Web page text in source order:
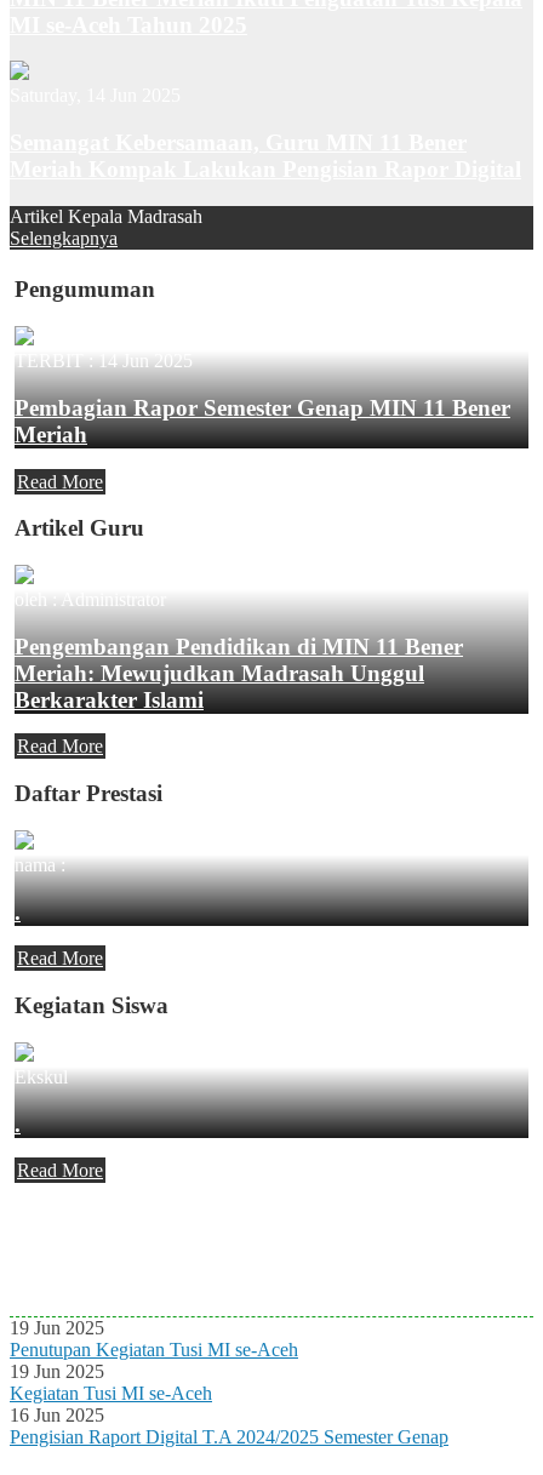
Artikel Kepala Madrasah
Selengkapnya
Pengumuman
TERBIT :14 Jun 2025
Pembagian Rapor Semester Genap MIN 11 Bener
Meriah
Read More
Artikel Guru
oleh : Administrator
Pengembangan Pendidikan di MIN 11 Bener
Meriah: Mewujudkan Madrasah Unggul
Berkarakter Islami
Read More
Daftar Prestasi
nama :
.
Read More
Kegiatan Siswa
Ekskul
.
Read More
19 Jun 2025
Penutupan Kegiatan Tusi MI se-Aceh
19 Jun 2025
Kegiatan Tusi MI se-Aceh
16 Jun 2025
Pengisian Raport Digital T.A 2024/2025 Semester Genap